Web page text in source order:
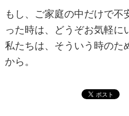
もし、ご家庭の中だけで不
った時は、どうぞお気軽に
私たちは、そういう時のた
から。